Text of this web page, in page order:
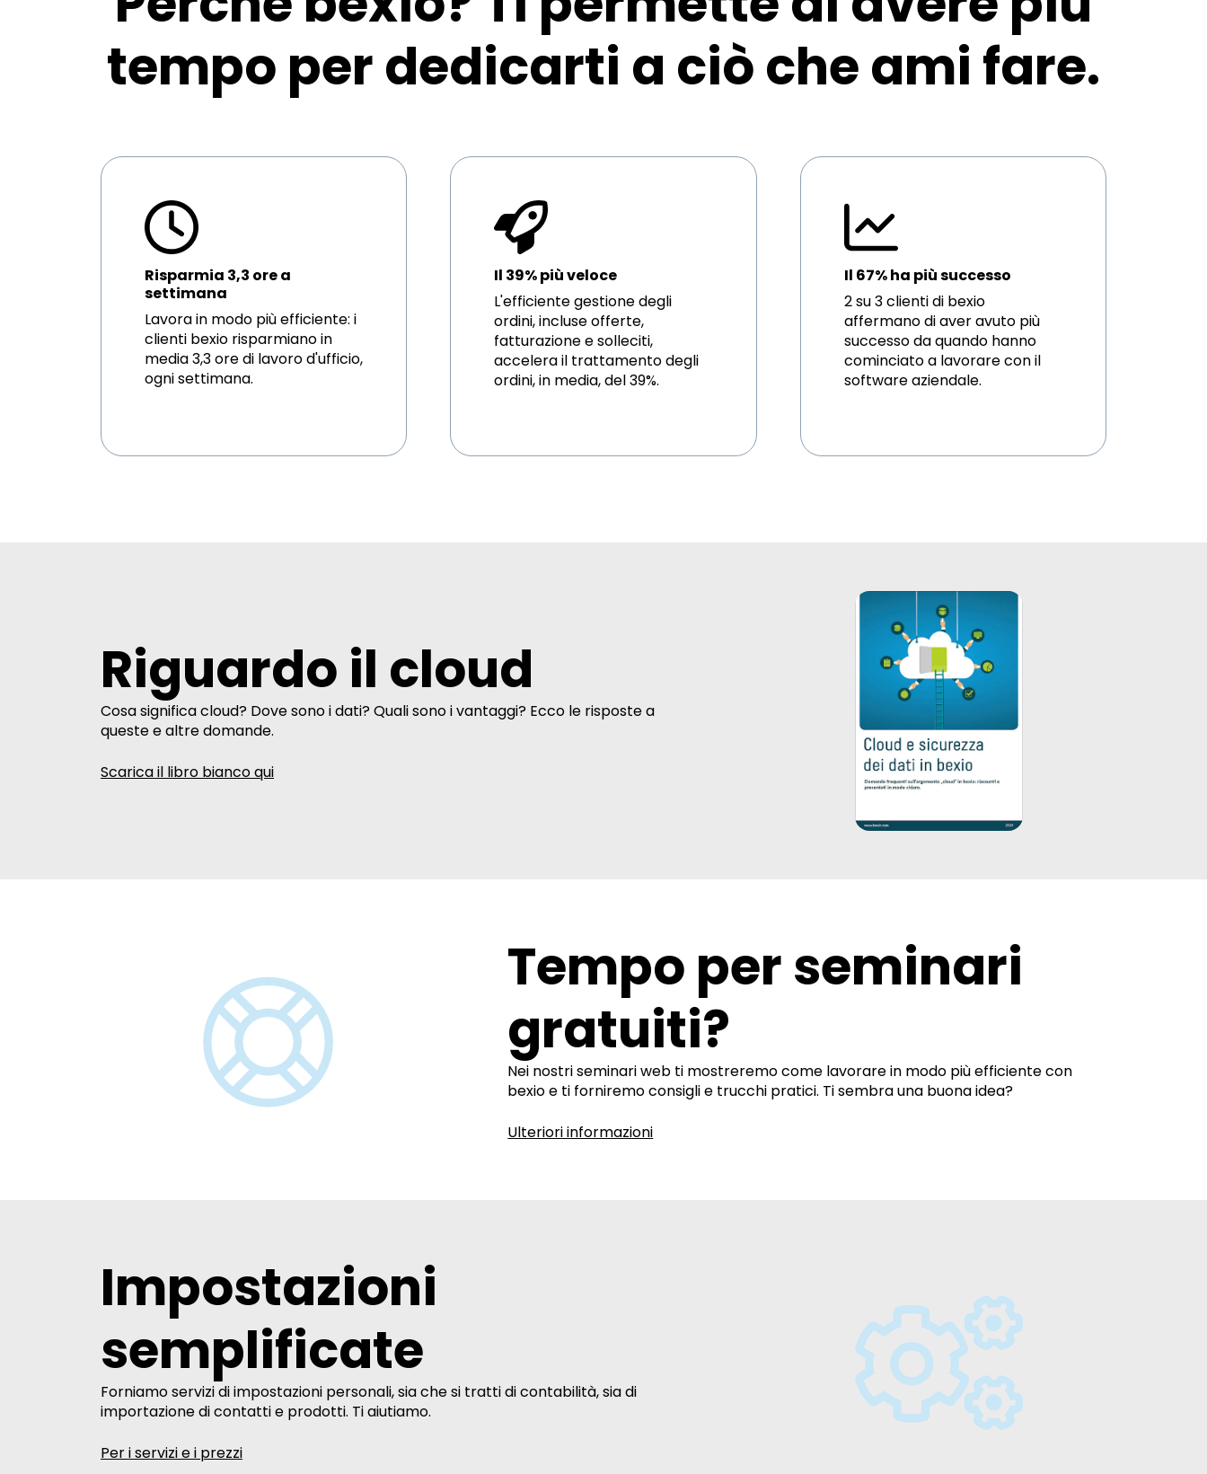
tempo per dedicarti a ciò che ami fare.
Risparmia 3,3 ore a
settimana
Lavora in modo più efficiente: i
clienti bexio risparmiano in
media 3,3 ore di lavoro d'ufficio,
ogni settimana.
Il 39% più veloce
L'efficiente gestione degli
ordini, incluse offerte,
fatturazione e solleciti,
accelera il trattamento degli
ordini, in media, del 39%.
Il 67% ha più successo
2 su 3 clienti di bexio
affermano di aver avuto più
successo da quando hanno
cominciato a lavorare con il
software aziendale.
Riguardo il cloud
Cosa significa cloud? Dove sono i dati? Quali sono i vantaggi? Ecco le risposte a
queste e altre domande.
Scarica il libro bianco qui
Tempo per seminari
gratuiti?
Nei nostri seminari web ti mostreremo come lavorare in modo più efficiente con
bexio e ti forniremo consigli e trucchi pratici. Ti sembra una buona idea?
Ulteriori informazioni
Impostazioni
semplificate
Forniamo servizi di impostazioni personali, sia che si tratti di contabilità, sia di
importazione di contatti e prodotti. Ti aiutiamo.
Per i servizi e i prezzi